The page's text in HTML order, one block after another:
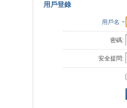
用戶登錄
用戶名
密碼:
安全提問: